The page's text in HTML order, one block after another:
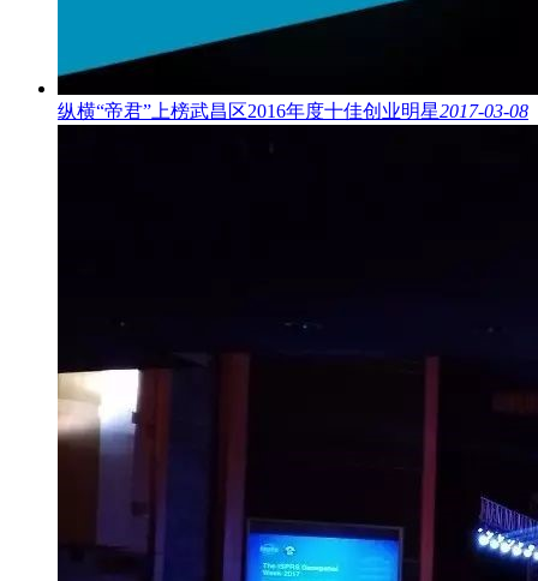
纵横“帝君”上榜武昌区2016年度十佳创业明星2017-03-08